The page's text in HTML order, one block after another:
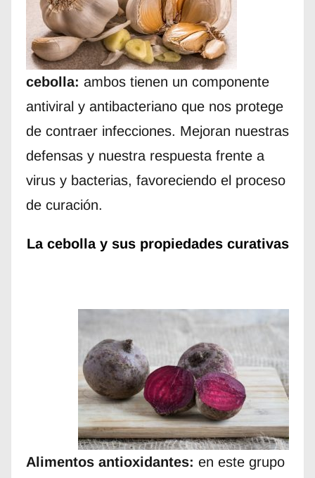
cebolla: ambos tienen un componente
antiviral y antibacteriano que nos protege
de contraer infecciones. Mejoran nuestras
defensas y nuestra respuesta frente a
virus y bacterias, favoreciendo el proceso
de curación.
La cebolla y sus propiedades curativas
Alimentos antioxidantes: en este grupo